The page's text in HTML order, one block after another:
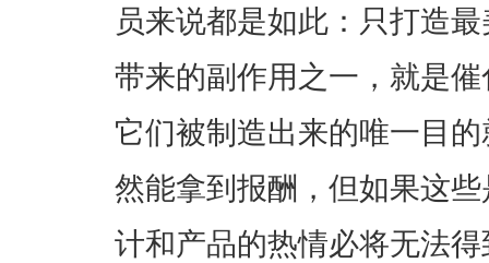
员来说都是如此：只打造
带来的副作用之一，就是
它们被制造出来的唯一目
然能拿到报酬，但如果这
计和产品的热情必将无法